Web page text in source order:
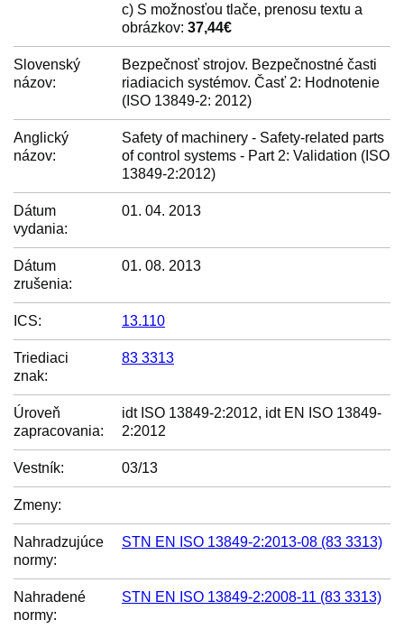
c) S možnosťou tlače, prenosu textu a
obrázkov: 37,44€
Slovenský
názov:
Bezpečnosť strojov. Bezpečnostné časti
riadiacich systémov. Časť 2: Hodnotenie
(ISO 13849-2: 2012)
Anglický
názov:
Safety of machinery - Safety-related parts
of control systems - Part 2: Validation (ISO
13849-2:2012)
Dátum
vydania:
01. 04. 2013
Dátum
zrušenia:
01. 08. 2013
ICS: 13.110
Triediaci
znak:
83 3313
Úroveň
zapracovania:
idt ISO 13849-2:2012, idt EN ISO 13849-
2:2012
Vestník: 03/13
Zmeny:
Nahradzujúce
normy:
STN EN ISO 13849-2:2013-08 (83 3313)
Nahradené
normy:
STN EN ISO 13849-2:2008-11 (83 3313)